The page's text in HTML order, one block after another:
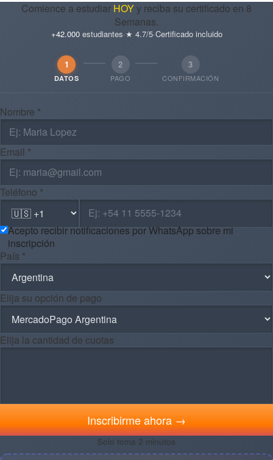
Comience a estudiar HOYy reciba su certificado en 8
Semanas.
+42.000estudiantes·★ 4.7/5·Certificado incluido
1
DATOS
2
PAGO
3
CONFIRMACIÓN
Nombre *
Email *
Teléfono *
Acepto recibir notificaciones por WhatsApp sobre mi
inscripción
País *
Elija su opción de pago
Elija la cantidad de cuotas
Inscribirme ahora →
Solo toma 2 minutos